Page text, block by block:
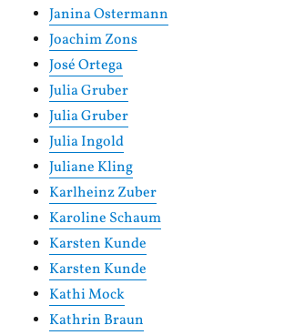
Janina Ostermann
Joachim Zons
José Ortega
Julia Gruber
Julia Gruber
Julia Ingold
Juliane Kling
Karlheinz Zuber
Karoline Schaum
Karsten Kunde
Karsten Kunde
Kathi Mock
Kathrin Braun